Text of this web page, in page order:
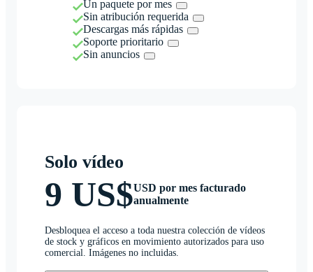
Un paquete por mes
Sin atribución requerida
Descargas más rápidas
Soporte prioritario
Sin anuncios
Solo vídeo
9 US$USD por mes facturado
anualmente
Desbloquea el acceso a toda nuestra colección de vídeos
de stock y gráficos en movimiento autorizados para uso
comercial. Imágenes no incluidas.